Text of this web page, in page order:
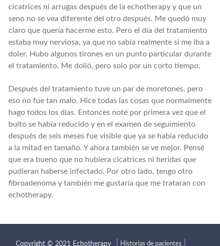
cicatrices ni arrugas después de la echotherapy y que un
seno no se vea diferente del otro después. Me quedó muy
claro que quería hacerme esto. Pero el día del tratamiento
estaba muy nerviosa, ya que no sabía realmente si me iba a
doler. Hubo algunos tirones en un punto particular durante
el tratamiento. Me dolió, pero solo por un corto tiempo.
Después del tratamiento tuve un par de moretones, pero
eso no fue tan malo. Hice todas las cosas que normalmente
hago todos los días. Entonces noté por primera vez que el
bulto se había reducido y en el examen de seguimiento
después de seis meses fue visible que ya se había reducido
a la mitad en tamaño. Y ahora también se ve mejor. Pensé
que era bueno que no hubiera cicatrices ni heridas que
pudieran haberse infectado. Por otro lado, tengo otro
fibroadenoma y también me gustaría que me trataran con
echotherapy.
Historias de pacientes